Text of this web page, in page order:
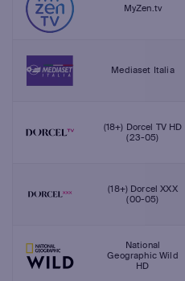
MyZen.tv
Mediaset Italia
(18+) Dorcel TV HD
(23-05)
(18+) Dorcel XXX
(00-05)
National
Geographic Wild
HD